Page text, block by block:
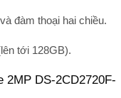
đàm thoại hai chiều.
tới 128GB).
2MP DS-2CD2720F-